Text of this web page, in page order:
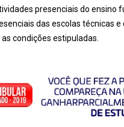
presenciais do ensino
das escolas técnicas e
condições estipuladas.